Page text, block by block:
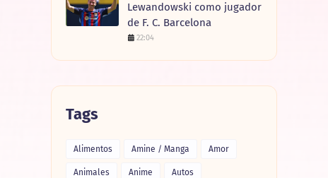
Lewandowski como jugador
de F. C. Barcelona
22:04
Tags
Alimentos Amine / Manga Amor
Animales Anime Autos